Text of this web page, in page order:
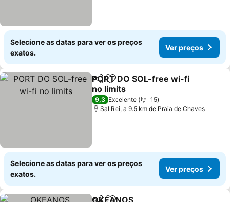
Selecione as datas para ver os preços
exatos.
Ver preços
PartilharAdicionar aos favoritos
PORT DO SOL-free wi-fi
no limits
Ver preços
9,3 Excelente
15
Sal Rei, a 9.5 km de Praia de Chaves
Selecione as datas para ver os preços
exatos.
Ver preços
OKEANOS